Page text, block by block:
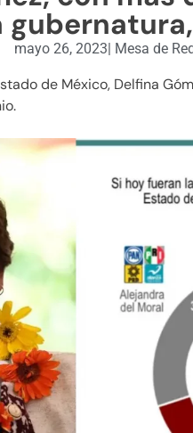
mayo 26, 2023 Mesa de
de México, Delfina